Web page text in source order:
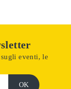
eventi, le